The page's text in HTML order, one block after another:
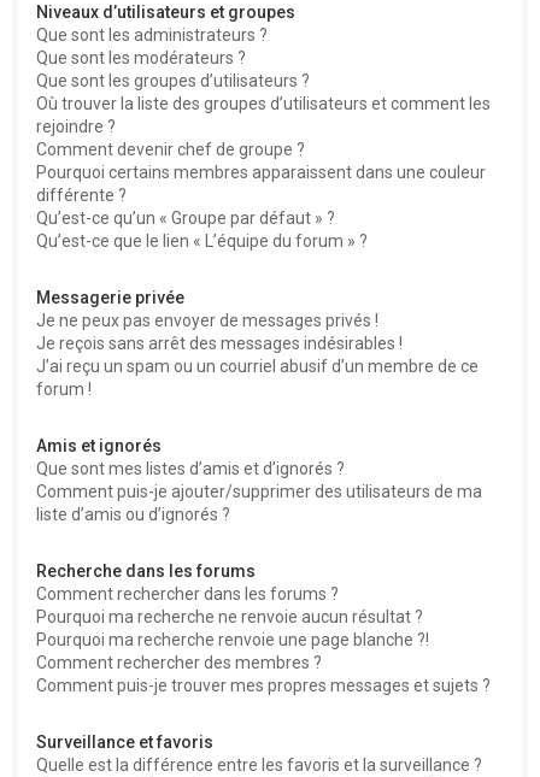
Niveaux d’utilisateurs et groupes
Que sont les administrateurs ?
Que sont les modérateurs ?
Que sont les groupes d’utilisateurs ?
Où trouver la liste des groupes d’utilisateurs et comment les
rejoindre ?
Comment devenir chef de groupe ?
Pourquoi certains membres apparaissent dans une couleur
différente ?
Qu’est-ce qu’un « Groupe par défaut » ?
Qu’est-ce que le lien « L’équipe du forum » ?
Messagerie privée
Je ne peux pas envoyer de messages privés !
Je reçois sans arrêt des messages indésirables !
J’ai reçu un spam ou un courriel abusif d’un membre de ce
forum !
Amis et ignorés
Que sont mes listes d’amis et d’ignorés ?
Comment puis-je ajouter/supprimer des utilisateurs de ma
liste d’amis ou d’ignorés ?
Recherche dans les forums
Comment rechercher dans les forums ?
Pourquoi ma recherche ne renvoie aucun résultat ?
Pourquoi ma recherche renvoie une page blanche ?!
Comment rechercher des membres ?
Comment puis-je trouver mes propres messages et sujets ?
Surveillance et favoris
Quelle est la différence entre les favoris et la surveillance ?